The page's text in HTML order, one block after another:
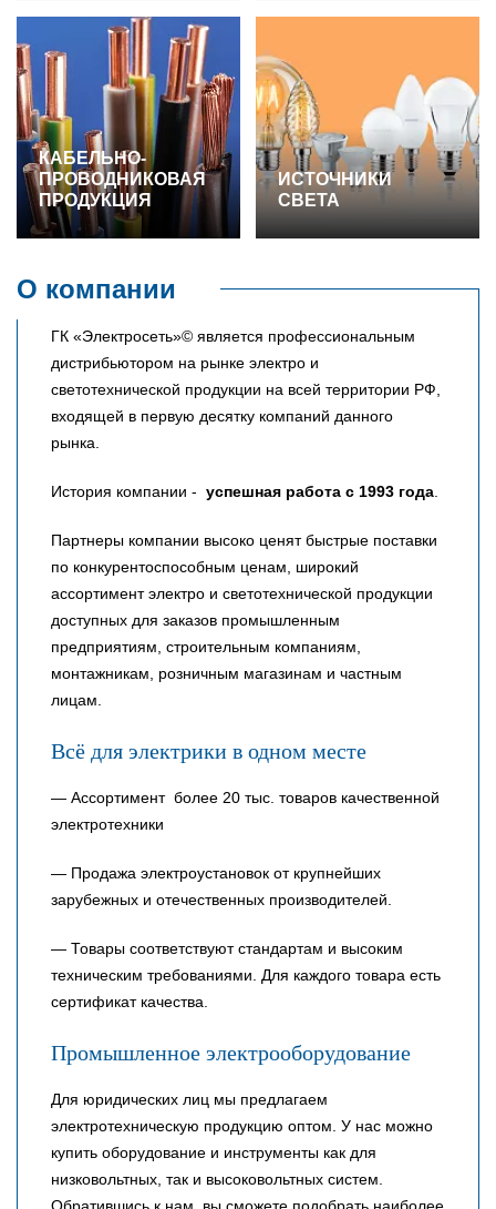
КАБЕЛЬНО-
ПРОВОДНИКОВАЯ
ПРОДУКЦИЯ
ИСТОЧНИКИ
СВЕТА
О компании
ГК «Электросеть»© является профессиональным
дистрибьютором на рынке электро и
светотехнической продукции на всей территории РФ,
входящей в первую десятку компаний данного
рынка.
История компании - успешная работа с 1993 года.
Партнеры компании высоко ценят быстрые поставки
по конкурентоспособным ценам, широкий
ассортимент электро и светотехнической продукции
доступных для заказов промышленным
предприятиям, строительным компаниям,
монтажникам, розничным магазинам и частным
лицам.
Всё для электрики в одном месте
— Ассортимент более 20 тыс. товаров качественной
электротехники
— Продажа электроустановок от крупнейших
зарубежных и отечественных производителей.
— Товары соответствуют стандартам и высоким
техническим требованиями. Для каждого товара есть
сертификат качества.
Промышленное электрооборудование
Для юридических лиц мы предлагаем
электротехническую продукцию оптом. У нас можно
купить оборудование и инструменты как для
низковольтных, так и высоковольтных систем.